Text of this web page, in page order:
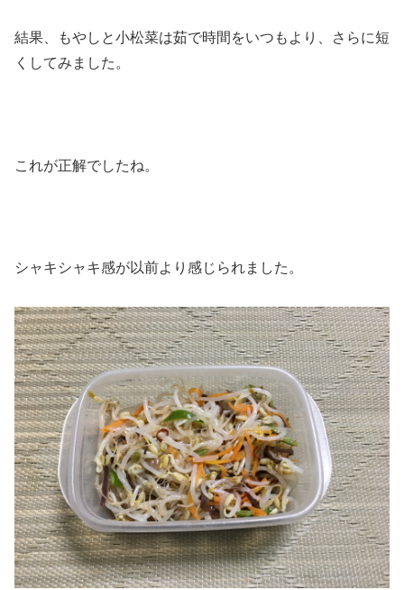
結果、もやしと小松菜は茹で時間をいつもより、さらに短
くしてみました。
これが正解でしたね。
シャキシャキ感が以前より感じられました。